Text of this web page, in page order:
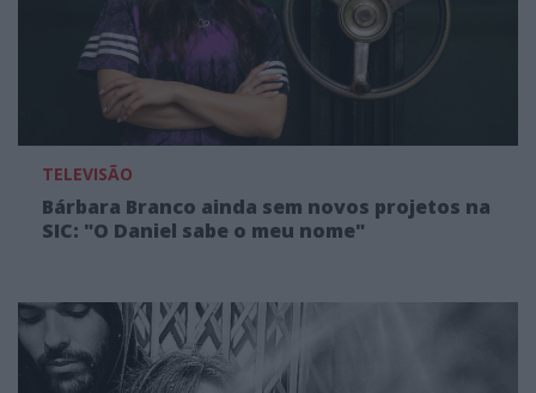
TELEVISÃO
Bárbara Branco ainda sem novos projetos na
SIC: "O Daniel sabe o meu nome"